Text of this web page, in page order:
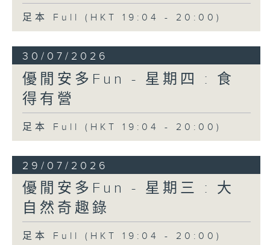
足本 Full (HKT 19:04 - 20:00)
30/07/2026
優閒安多Fun - 星期四 : 食
得有營
足本 Full (HKT 19:04 - 20:00)
29/07/2026
優閒安多Fun - 星期三 : 大
自然奇趣錄
足本 Full (HKT 19:04 - 20:00)